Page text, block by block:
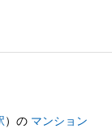
ご不安な思
び申し上げま
、皆様に安
向上に努めて
）の マンション